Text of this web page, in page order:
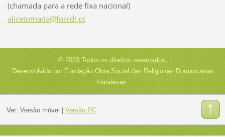
(chamada para a rede fixa nacional)
alicetomada@fosrdi.pt
© 2023 Todos os direitos reservados.
Desenvolvido por Fundação Obra Social das Religiosas Dominicanas
Irlandesas.
Ver: Versão móvel | Versão PC